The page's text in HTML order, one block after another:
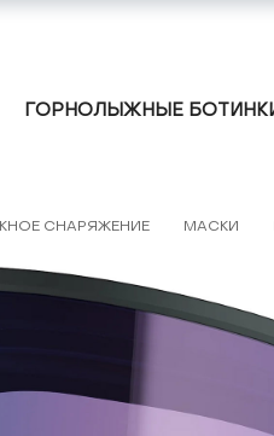
ГОРНОЛЫЖНЫЕ
СНАРЯЖЕНИЕ МАСКИ